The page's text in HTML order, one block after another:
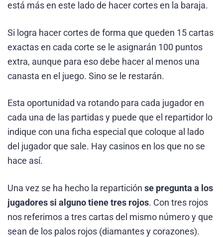
está más en este lado de hacer cortes en la baraja.
Si logra hacer cortes de forma que queden 15 cartas
exactas en cada corte se le asignarán 100 puntos
extra, aunque para eso debe hacer al menos una
canasta en el juego. Sino se le restarán.
Esta oportunidad va rotando para cada jugador en
cada una de las partidas y puede que el repartidor lo
indique con una ficha especial que coloque al lado
del jugador que sale. Hay casinos en los que no se
hace así.
Una vez se ha hecho la repartición se pregunta a los
jugadores si alguno tiene tres rojos. Con tres rojos
nos referimos a tres cartas del mismo número y que
sean de los palos rojos (diamantes y corazones).